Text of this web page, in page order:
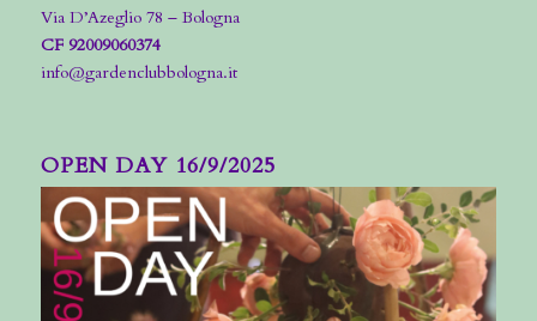
Via D’Azeglio 78 – Bologna
CF 92009060374
info@gardenclubbologna.it
OPEN DAY 16/9/2025